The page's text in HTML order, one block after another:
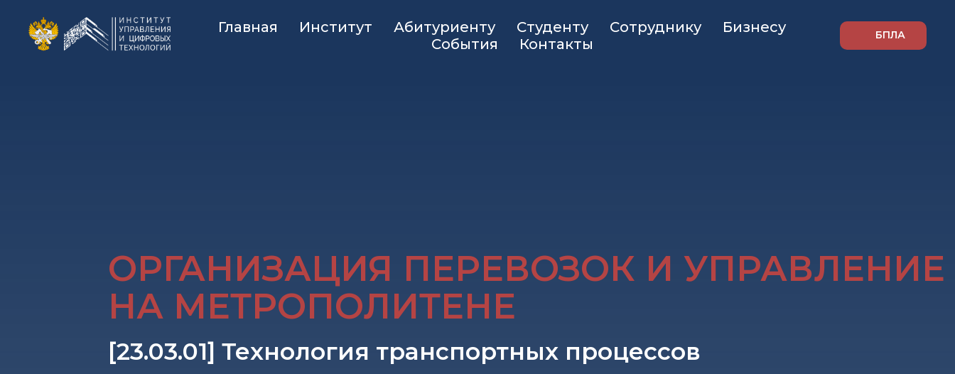
Главная Институт Абитуриенту Студенту Сотруднику
Бизнесу
События
Контакты
БПЛА
ОРГАНИЗАЦИЯ ПЕРЕВОЗОК И УПРАВЛЕНИЕ
НА МЕТРОПОЛИТЕНЕ
[23.03.01] Технология транспортных процессов